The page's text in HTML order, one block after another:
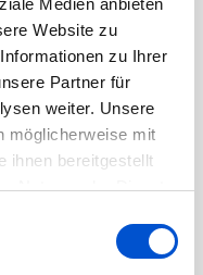
Website zu
zu Ihrer
Partner für
weiter. Unsere
möglicherweise mit
ihnen bereitgestellt
Nutzung der Dienste